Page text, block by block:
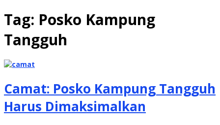
Tag: Posko Kampung
Tangguh
Camat: Posko Kampung Tangguh
Harus Dimaksimalkan